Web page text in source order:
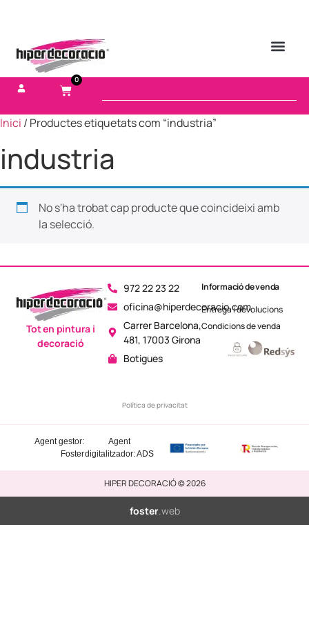
0
Inici / Productes etiquetats com “industria”
industria
No s'ha trobat cap producte que coincideixi amb
la selecció.
972 22 23 22
oficina@hiperdecoracio.com
Carrer Barcelona,
481, 17003 Girona
Botigues
Política de privacitat
Tot en pintura i
decoració
Informació de venda
Entrega i devolucions
Condicions de venda
Agent
digitalitzador: ADS
Agent gestor:
Foster
HIPER DECORACIÓ © 2026
foster.web